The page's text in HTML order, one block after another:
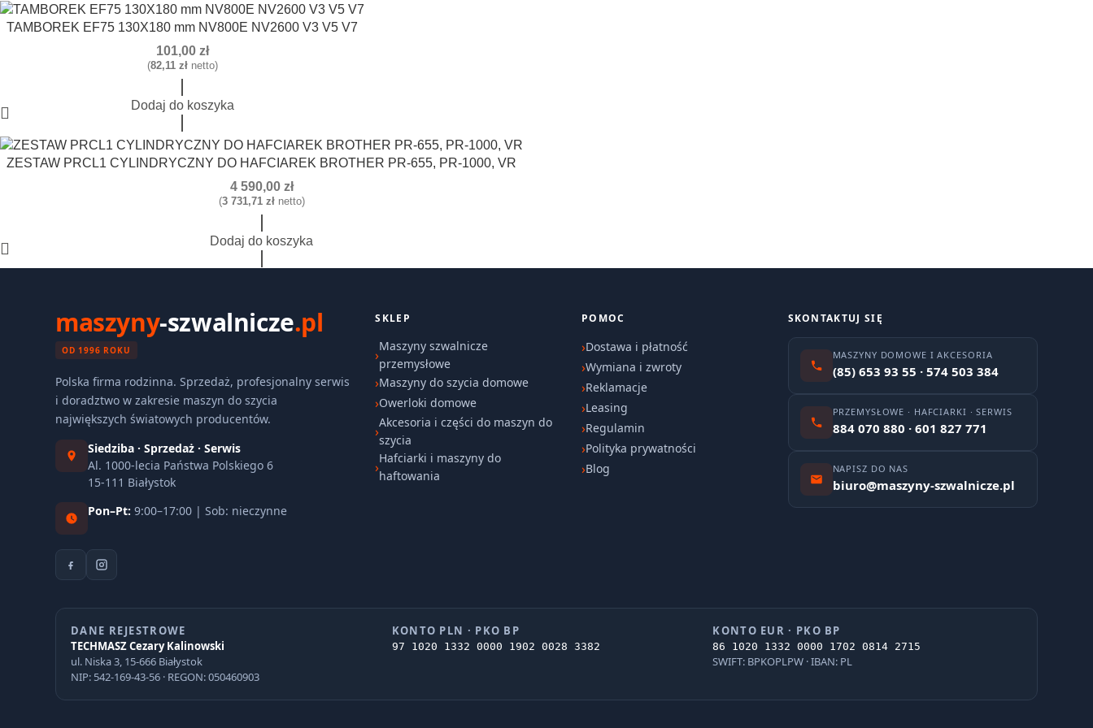
TAMBOREK EF75 130X180 mm NV800E NV2600 V3 V5 V7
101,00 zł
(82,11 złnetto)
Dodaj do koszyka
ZESTAW PRCL1 CYLINDRYCZNY DO HAFCIAREK BROTHER PR-655, PR-1000, VR
4 590,00 zł
(3 731,71 złnetto)
Dodaj do koszyka
maszyny-szwalnicze.pl
OD 1996 ROKU
Polska firma rodzinna. Sprzedaż, profesjonalny serwis
i doradztwo w zakresie maszyn do szycia
największych światowych producentów.
Siedziba · Sprzedaż · Serwis
Al. 1000-lecia Państwa Polskiego 6
15-111 Białystok
Pon–Pt: 9:00–17:00 | Sob: nieczynne
SKLEP
Maszyny szwalnicze
przemysłowe
Maszyny do szycia domowe
Owerloki domowe
Akcesoria i części do maszyn do
szycia
Hafciarki i maszyny do
haftowania
POMOC
Dostawa i płatność
Wymiana i zwroty
Reklamacje
Leasing
Regulamin
Polityka prywatności
Blog
SKONTAKTUJ SIĘ
MASZYNY DOMOWE I AKCESORIA
(85) 653 93 55 · 574 503 384
PRZEMYSŁOWE · HAFCIARKI · SERWIS
884 070 880 · 601 827 771
NAPISZ DO NAS
biuro@maszyny-szwalnicze.pl
DANE REJESTROWE
TECHMASZ Cezary Kalinowski
ul. Niska 3, 15-666 Białystok
NIP: 542-169-43-56 · REGON: 050460903
KONTO PLN · PKO BP
97 1020 1332 0000 1902 0028 3382
KONTO EUR · PKO BP
86 1020 1332 0000 1702 0814 2715
SWIFT: BPKOPLPW · IBAN: PL